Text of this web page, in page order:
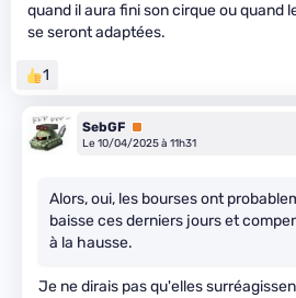
quand il aura fini son cirque ou quand
se seront adaptées.
1
SebGF Premium
Le 10/04/2025 à 11h31
Alors, oui, les bourses ont
baisse ces derniers jours et
à la hausse.
Je ne dirais pas qu'elles